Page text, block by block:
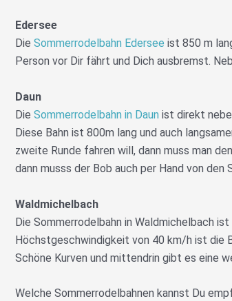
Edersee
Die Sommerrodelbahn Edersee ist 850 m
Person vor Dir fährt und Dich ausbremst.
Daun
Die Sommerrodelbahn in Daun ist direkt
Diese Bahn ist 800m lang und auch
zweite Runde fahren will, dann muss man
dann musss der Bob auch per Hand von den
Waldmichelbach
Die Sommerrodelbahn in Waldmichelbach
Höchstgeschwindigkeit von 40 km/h ist die
Schöne Kurven und mittendrin gibt es eine
Welche Sommerrodelbahnen kannst Du